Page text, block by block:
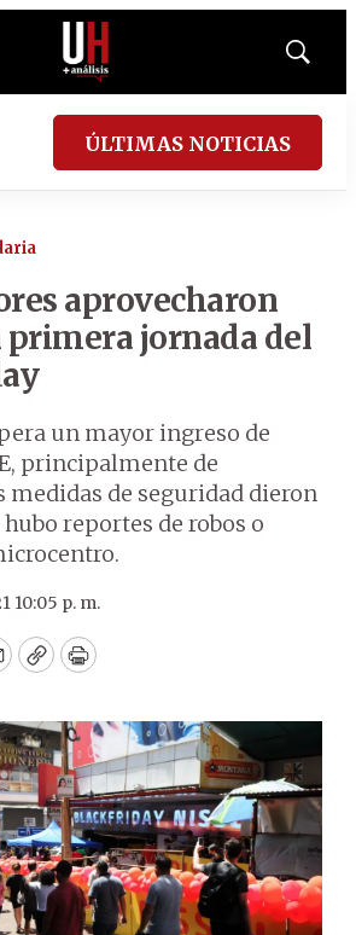
Mostrar
ÚLTIMAS NOTICIAS
aprovecharon
primera jornada del
un mayor ingreso de
principalmente de
medidas de seguridad dieron
reportes de robos o
10:05 p. m.
CopyPrint